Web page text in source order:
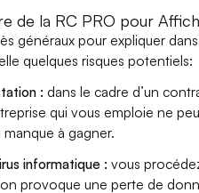
de la RC PRO pour
généraux pour expliquer
quelques risques potentiels:
: dans le cadre d’un
qui vous emploie ne
à gagner.
informatique : vous
provoque une perte de